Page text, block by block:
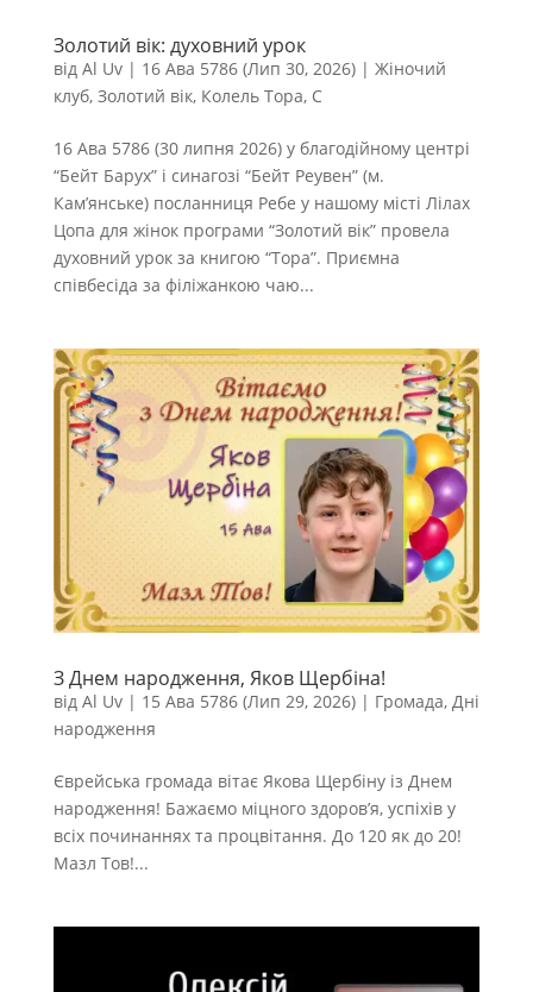
Золотий вік: духовний урок
від Al Uv| 16 Ава 5786 (Лип 30, 2026)| Жіночий
клуб, Золотий вік, Колель Тора, С
16 Ава 5786 (30 липня 2026) у благодійному центрі
“Бейт Барух” і синагозі “Бейт Реувен” (м.
Кам’янське) посланниця Ребе у нашому місті Лілах
Цопа для жінок програми “Золотий вік” провела
духовний урок за книгою “Тора”. Приємна
співбесіда за філіжанкою чаю...
З Днем народження, Яков Щербіна!
від Al Uv| 15 Ава 5786 (Лип 29, 2026)| Громада, Дні
народження
Єврейська громада вітає Якова Щербіну із Днем
народження! Бажаємо міцного здоров’я, успіхів у
всіх починаннях та процвітання. До 120 як до 20!
Мазл Тов!...